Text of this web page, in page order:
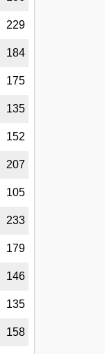
229
184
175
135
152
207
105
233
179
146
135
158